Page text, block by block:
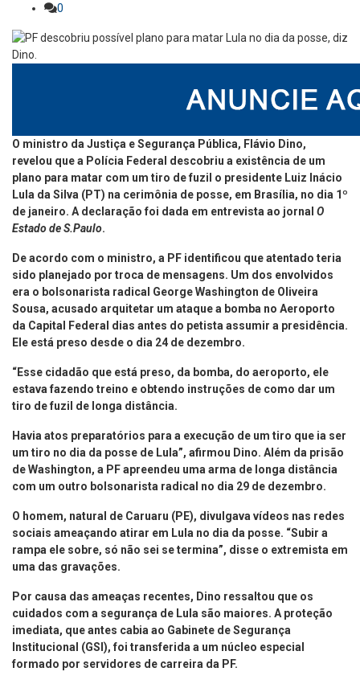
0
O ministro da Justiça e Segurança Pública, Flávio Dino,
revelou que a Polícia Federal descobriu a existência de um
plano para matar com um tiro de fuzil o presidente Luiz Inácio
Lula da Silva (PT) na cerimônia de posse, em Brasília, no dia 1º
de janeiro. A declaração foi dada em entrevista ao jornal O
Estado de S.Paulo.
De acordo com o ministro, a PF identificou que atentado teria
sido planejado por troca de mensagens. Um dos envolvidos
era o bolsonarista radical George Washington de Oliveira
Sousa, acusado arquitetar um ataque a bomba no Aeroporto
da Capital Federal dias antes do petista assumir a presidência.
Ele está preso desde o dia 24 de dezembro.
“Esse cidadão que está preso, da bomba, do aeroporto, ele
estava fazendo treino e obtendo instruções de como dar um
tiro de fuzil de longa distância.
Havia atos preparatórios para a execução de um tiro que ia ser
um tiro no dia da posse de Lula”, afirmou Dino. Além da prisão
de Washington, a PF apreendeu uma arma de longa distância
com um outro bolsonarista radical no dia 29 de dezembro.
O homem, natural de Caruaru (PE), divulgava vídeos nas redes
sociais ameaçando atirar em Lula no dia da posse. “Subir a
rampa ele sobre, só não sei se termina”, disse o extremista em
uma das gravações.
Por causa das ameaças recentes, Dino ressaltou que os
cuidados com a segurança de Lula são maiores. A proteção
imediata, que antes cabia ao Gabinete de Segurança
Institucional (GSI), foi transferida a um núcleo especial
formado por servidores de carreira da PF.